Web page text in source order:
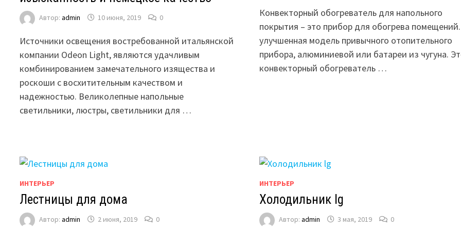
Автор:admin 10 июня, 2019 0
Источники освещения востребованной итальянской
компании Odeon Light, являются удачливым
комбинированием замечательного изящества и
роскоши с восхитительным качеством и
надежностью. Великолепные напольные
светильники, люстры, светильники для …
Конвекторный обогреватель для напольного
покрытия – это прибор для обогрева
улучшенная модель привычного отопительного
прибора, алюминиевой или батареи из чугуна.
конвекторный обогреватель …
ИНТЕРЬЕР
Лестницы для дома
Автор:admin 2 июня, 2019 0
ИНТЕРЬЕР
Холодильник lg
Автор: admin 3 мая, 2019 0